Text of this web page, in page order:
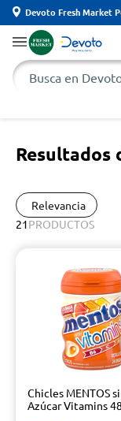
Devoto Fresh Market
Resultados
Relevancia
21PRODUCTOS
Chicles MENTOS
Azúcar Vitamins